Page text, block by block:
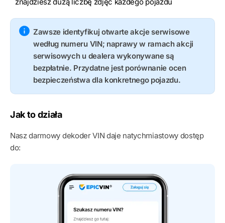
Zawsze identyfikuj otwarte akcje serwisowe
według numeru VIN; naprawy w ramach akcji
serwisowych u dealera wykonywane są
bezpłatnie. Przydatne jest porównanie ocen
bezpieczeństwa dla konkretnego pojazdu.
Jak to działa
Nasz darmowy dekoder VIN daje natychmiastowy dostęp
do: